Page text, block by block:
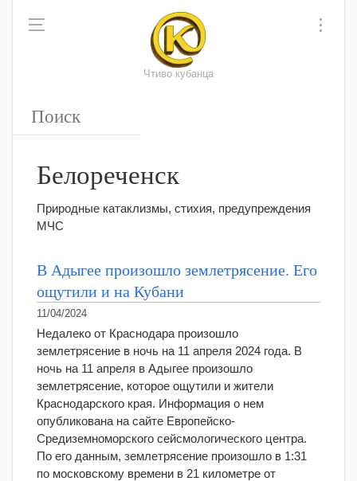
Чтиво кубанца
Белореченск
Природные катаклизмы, стихия, предупреждения
МЧС
В Адыгее произошло землетрясение. Его
ощутили и на Кубани
11/04/2024
Недалеко от Краснодара произошло
землетрясение в ночь на 11 апреля 2024 года. В
ночь на 11 апреля в Адыгее произошло
землетрясение, которое ощутили и жители
Краснодарского края. Информация о нем
опубликована на сайте Европейско-
Средиземноморского сейсмологического центра.
По его данным, землетрясение произошло в 1:31
по московскому времени в 21 километре от